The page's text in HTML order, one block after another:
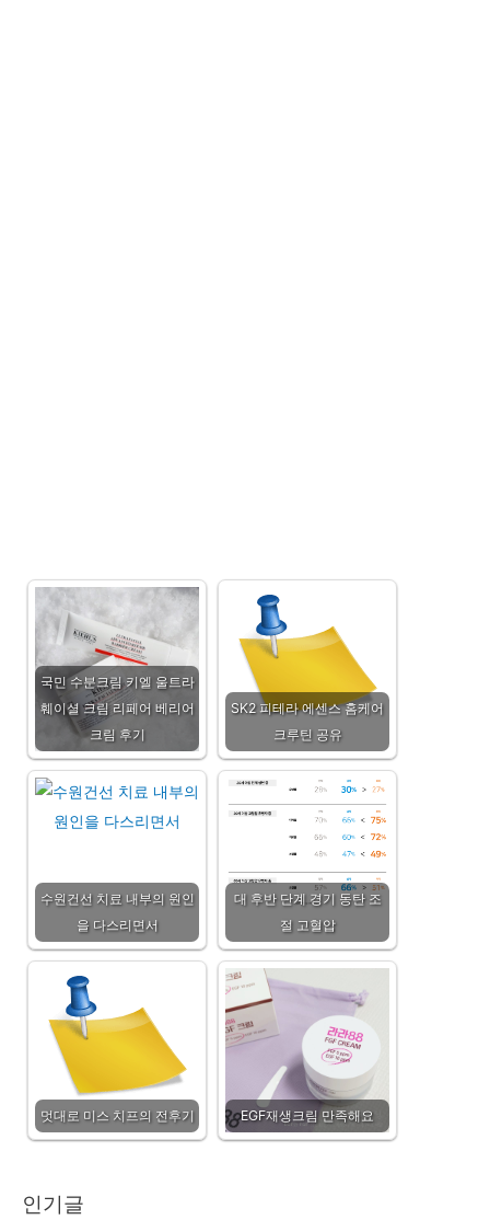
국민 수분크림 키엘 울트라
훼이셜 크림 리페어 베리어
크림 후기
SK2 피테라 에센스 홈케어
크루틴 공유
수원건선 치료 내부의 원인
을 다스리면서
대 후반 단계 경기 동탄 조
절 고혈압
멋대로 미스 치프의 전후기 EGF재생크림 만족해요
인기글